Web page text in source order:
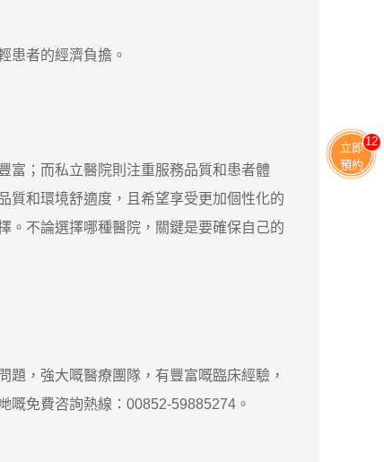
者的經濟負擔。
；而私立醫院則注重服務品質和患者體
質和環境舒適度，且希望享受更加個性化的
。不論選擇哪種醫院，關鍵是要確保自己的
題，強大嘅醫療團隊，有豐富嘅臨床經驗，
嘅免費咨詢熱線：00852-59885274。
立即
預約
11